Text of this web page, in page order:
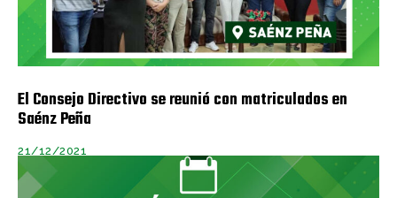
El Consejo Directivo se reunió con matriculados en
Saénz Peña
21/12/2021